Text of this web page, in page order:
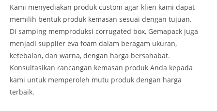
Kami menyediakan produk custom agar klien kami dapat
memilih bentuk produk kemasan sesuai dengan tujuan.
Di samping memproduksi corrugated box, Gemapack juga
menjadi supplier eva foam dalam beragam ukuran,
ketebalan, dan warna, dengan harga bersahabat.
Konsultasikan rancangan kemasan produk Anda kepada
kami untuk memperoleh mutu produk dengan harga
terbaik.